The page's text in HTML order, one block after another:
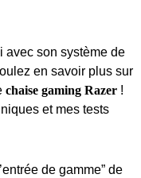
avec son système de
en savoir plus sur
chaise gaming Razer !
et mes tests
de gamme” de